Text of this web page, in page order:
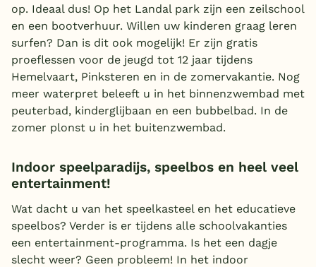
op. Ideaal dus! Op het Landal park zijn een zeilschool
en een bootverhuur. Willen uw kinderen graag leren
surfen? Dan is dit ook mogelijk! Er zijn gratis
proeflessen voor de jeugd tot 12 jaar tijdens
Hemelvaart, Pinksteren en in de zomervakantie. Nog
meer waterpret beleeft u in het binnenzwembad met
peuterbad, kinderglijbaan en een bubbelbad. In de
zomer plonst u in het buitenzwembad.
Indoor speelparadijs, speelbos en heel veel
entertainment!
Wat dacht u van het speelkasteel en het educatieve
speelbos? Verder is er tijdens alle schoolvakanties
een entertainment-programma. Is het een dagje
slecht weer? Geen probleem! In het indoor